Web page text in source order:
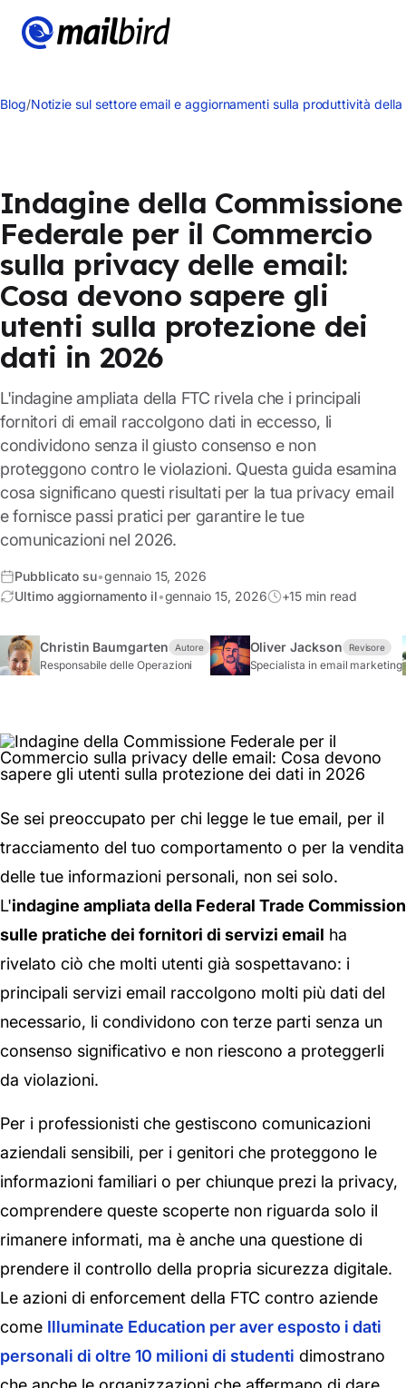
Blog/Notizie sul settore email e aggiornamenti sulla produttività
Indagine della Commissione
Federale per il Commercio
sulla privacy delle email:
Cosa devono sapere gli
utenti sulla protezione dei
dati in 2026
L'indagine ampliata della FTC rivela che i principali
fornitori di email raccolgono dati in eccesso, li
condividono senza il giusto consenso e non
proteggono contro le violazioni. Questa guida esamina
cosa significano questi risultati per la tua privacy email
e fornisce passi pratici per garantire le tue
comunicazioni nel 2026.
Pubblicato su•gennaio 15, 2026
Ultimo aggiornamento il•gennaio 15, 2026 +15 min read
Christin Baumgarten Autore
Responsabile delle Operazioni
Oliver Jackson Revisore
Specialista in email marketing
Se sei preoccupato per chi legge le tue email, per il
tracciamento del tuo comportamento o per la vendita
delle tue informazioni personali, non sei solo.
L'indagine ampliata della Federal Trade Commission
sulle pratiche dei fornitori di servizi email ha
rivelato ciò che molti utenti già sospettavano: i
principali servizi email raccolgono molti più dati del
necessario, li condividono con terze parti senza un
consenso significativo e non riescono a proteggerli
da violazioni.
Per i professionisti che gestiscono comunicazioni
aziendali sensibili, per i genitori che proteggono le
informazioni familiari o per chiunque prezi la privacy,
comprendere queste scoperte non riguarda solo il
rimanere informati, ma è anche una questione di
prendere il controllo della propria sicurezza digitale.
Le azioni di enforcement della FTC contro aziende
come Illuminate Education per aver esposto i dati
personali di oltre 10 milioni di studenti dimostrano